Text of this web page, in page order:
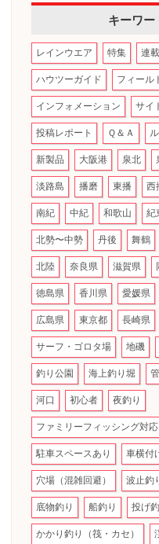
キーワー
レインウエア 特集 連
ハウツーガイド フィール
インフォメーション サイ
投稿レポート Ｑ＆Ａ
新製品 大阪港 泉北
淡路島 播磨 東播 西
南紀 中紀 和歌山 紀
北勢〜中勢 丹後 舞鶴
北陸 奈良県 滋賀県
徳島県 香川県 愛媛県
広島県 東京都 長崎県
サーフ・ゴロタ場 地磯
釣り公園 海上釣り堀
河口 初心者 夜釣り
ファミリーフィッシング対応
駐車スペースあり 車横付
穴場（混雑回避） 波止釣
底物釣り 船釣り 投げ
かかり釣り（筏・カセ）